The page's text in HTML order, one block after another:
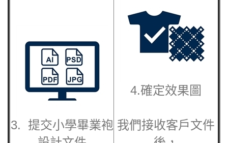
3. 提交小學畢業袍
4.確定效果圖
我們接收客戶文件